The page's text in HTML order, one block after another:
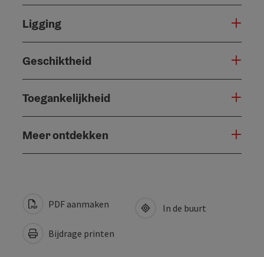
Ligging
Geschiktheid
Toegankelijkheid
Meer ontdekken
PDF aanmaken
Bijdrage printen
In de buurt